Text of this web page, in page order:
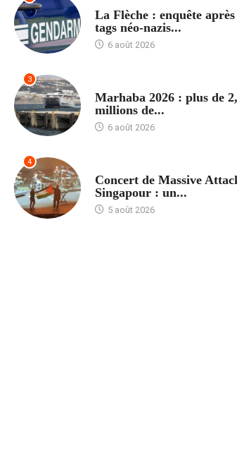
La Flèche : enquête après
tags néo-nazis...
6 août 2026
3
Marhaba 2026 : plus de
millions de...
6 août 2026
4
Concert de Massive
Singapour : un...
5 août 2026